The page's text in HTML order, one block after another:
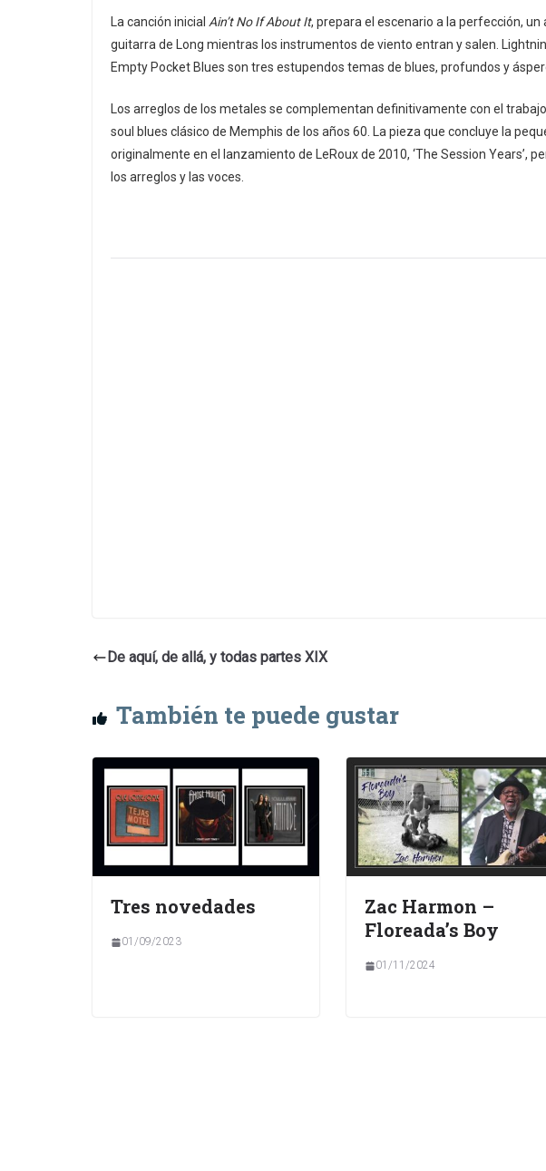
La canción inicial Ain’t No If About It, prepara el escenario a la perfección,
guitarra de Long mientras los instrumentos de viento entran y salen.
Empty Pocket Blues son tres estupendos temas de blues, profundos y
Los arreglos de los metales se complementan definitivamente con el
soul blues clásico de Memphis de los años 60. La pieza que concluye la
originalmente en el lanzamiento de LeRoux de 2010, ‘The Session Years’,
los arreglos y las voces.
De aquí, de allá, y todas partes XIX
También te puede gustar
Tres novedades
01/09/2023
Zac Harmon –
Floreada’s Boy
01/11/2024